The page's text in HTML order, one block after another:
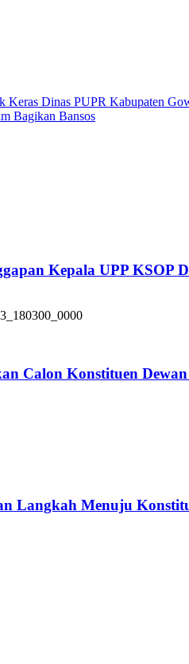
Keras Dinas PUPR Kabupaten
Bagikan Bansos
Kepala UPP KSOP
Calon Konstituen Dewan
Langkah Menuju